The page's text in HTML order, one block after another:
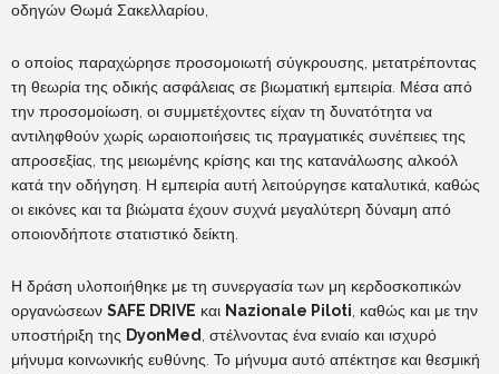
οδηγών Θωμά Σακελλαρίου,
ο οποίος παραχώρησε προσομοιωτή σύγκρουσης, μετατρέποντας
τη θεωρία της οδικής ασφάλειας σε βιωματική εμπειρία. Μέσα από
την προσομοίωση, οι συμμετέχοντες είχαν τη δυνατότητα να
αντιληφθούν χωρίς ωραιοποιήσεις τις πραγματικές συνέπειες της
απροσεξίας, της μειωμένης κρίσης και της κατανάλωσης αλκοόλ
κατά την οδήγηση. Η εμπειρία αυτή λειτούργησε καταλυτικά, καθώς
οι εικόνες και τα βιώματα έχουν συχνά μεγαλύτερη δύναμη από
οποιονδήποτε στατιστικό δείκτη.
Η δράση υλοποιήθηκε με τη συνεργασία των μη κερδοσκοπικών
οργανώσεων SAFE DRIVE και Nazionale Piloti, καθώς και με την
υποστήριξη της DyonMed, στέλνοντας ένα ενιαίο και ισχυρό
μήνυμα κοινωνικής ευθύνης. Το μήνυμα αυτό απέκτησε και θεσμική